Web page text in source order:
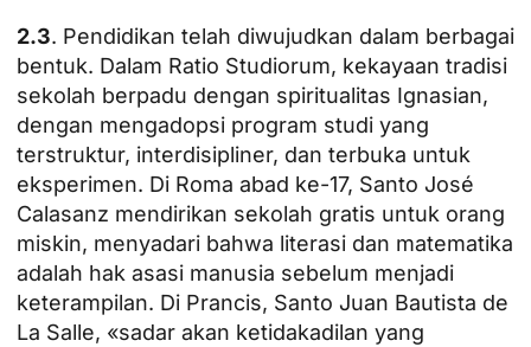
2.3. Pendidikan telah diwujudkan dalam berbagai
bentuk. Dalam Ratio Studiorum, kekayaan tradisi
sekolah berpadu dengan spiritualitas Ignasian,
dengan mengadopsi program studi yang
terstruktur, interdisipliner, dan terbuka untuk
eksperimen. Di Roma abad ke-17, Santo José
Calasanz mendirikan sekolah gratis untuk orang
miskin, menyadari bahwa literasi dan matematika
adalah hak asasi manusia sebelum menjadi
keterampilan. Di Prancis, Santo Juan Bautista de
La Salle, «sadar akan ketidakadilan yang